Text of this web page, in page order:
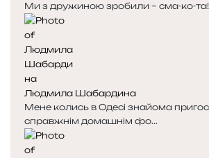
т
о
р
і
н
к
а
т
о
р
і
н
к
а
Ми з дружиною зробили – сма-ко-та!
Людмила Шабардина
Мене колись в Одесі знайома
справжнім домашнім фо...